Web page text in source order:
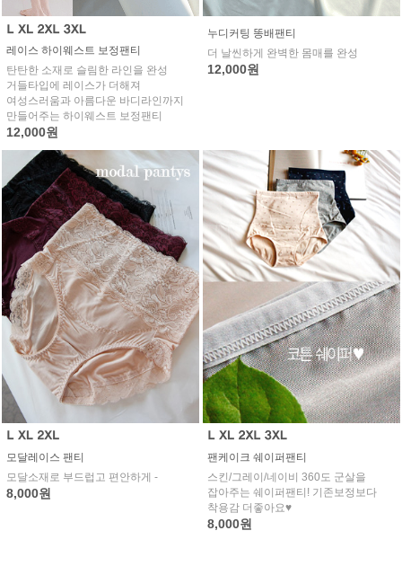
레이스 하이웨스트 보정팬티
탄탄한 소재로 슬림한 라인을 완성
거들타입에 레이스가 더해져
여성스러움과 아름다운 바디라인까지
만들어주는 하이웨스트 보정팬티
12,000원
누디커팅 똥배팬티
더 날씬하게 완벽한 몸매를 완성
12,000원
모달레이스 팬티
모달소재로 부드럽고 편안하게 -
8,000원
팬케이크 쉐이퍼팬티
스킨/그레이/네이비 360도 군살을
잡아주는 쉐이퍼팬티! 기존보정보다
착용감 더좋아요♥
8,000원